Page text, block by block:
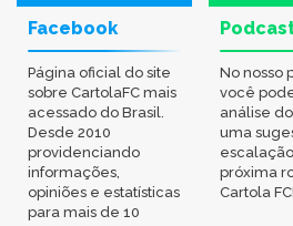
Facebook
Página oficial do site
sobre CartolaFC mais
acessado do Brasil.
Desde 2010
providenciando
informações,
opiniões e estatísticas
para mais de 10
No nosso
você
análise
uma
próxima
Cartola FC!